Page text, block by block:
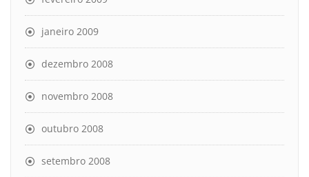
janeiro 2009
dezembro 2008
novembro 2008
outubro 2008
setembro 2008